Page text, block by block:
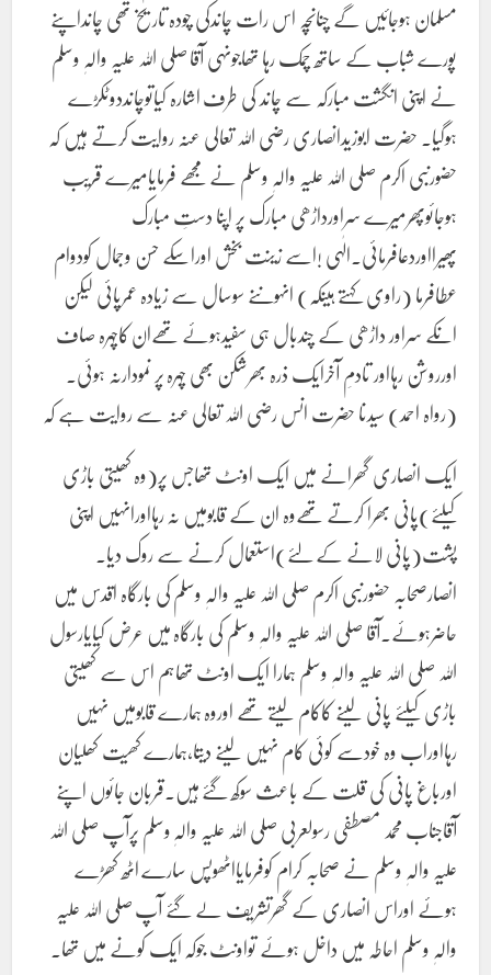
مسلمان ہوجائیں گے چنانچہ اس رات چاندکی چودہ تاریخ تھی چانداپنے
پورے شباب کے ساتھ چمک رہا تھاجونہی آقا صلی اللہ علیہ والہٖ وسلم
نے اپنی انگشت مبارکہ سے چاند کی طرف اشارہ کیاتوچانددوٹکڑے
ہوگیا۔ حضرت ابوزیدانصاری رضی اللہ تعالی عنہ روایت کرتے ہیں کہ
حضورنبی اکرم صلی اللہ علیہ والہٖ وسلم نے مجھے فرمایامیرے قریب
ہوجائوپھرمیرے سراورداڑھی مبارک پر اپنا دستِ مبارک
پھیرااوردعافرمائی۔الٰہی !اسے زینت بخش اوراسکے حسن وجمال کودوام
عطافرما (راوی کہتے ہیںکہ) انہوںنے سوسال سے زیادہ عمرپائی لیکن
انکے سراور داڑھی کے چندبال ہی سفیدہوئے تھےان کاچہرہ صاف
اورروشن رہااور تادمِ آخرایک ذرہ بھرشکن بھی چہرہ پر نمودارنہ ہوئی۔
(رواہ احمد) سیدنا حضرت انس رضی اللہ تعالی عنہ سے روایت ہے کہ
ایک انصاری گھرانے میں ایک اونٹ تھاجس پر(وہ کھیتی باڑی
کیلئے)پانی بھرا کرتے تھےوہ ان کے قابومیں نہ رہااورانہیں اپنی
پشت(پانی لانے کے لئے)استعمال کرنے سے روک دیا۔
انصارصحابہ حضورنبی اکرم صلی اللہ علیہ والہٖ وسلم کی بارگاہ اقدس میں
حاضرہوئے۔آقا صلی اللہ علیہ والہٖ وسلم کی بارگاہ میں عرض کیایارسول
اللہ صلی اللہ علیہ والہٖ وسلم ہمارا ایک اونٹ تھاہم اس سے کھیتی
باڑی کیلئے پانی لینے کاکام لیتے تھے اوروہ ہمارے قابومیں نہیں
رہااوراب وہ خودسے کوئی کام نہیں لینے دیتا،ہمارے کھیت کھلیان
اورباغ پانی کی قلت کے باعث سوکھ گئے ہیں۔قربان جائوں اپنے
آقاجناب محمد مصطفی رسولعربی صلی اللہ علیہ والہٖ وسلم پرآپ صلی اللہ
علیہ والہٖ وسلم نے صحابہ کرام کوفرمایااٹھوپس سارے اٹھ کھڑے
ہوئے اوراس انصاری کے گھرتشریف لے گئے آپ صلی اللہ علیہ
والہٖ وسلم احاطہ میں داخل ہوئے تواونٹ جوکہ ایک کونے میں تھا۔